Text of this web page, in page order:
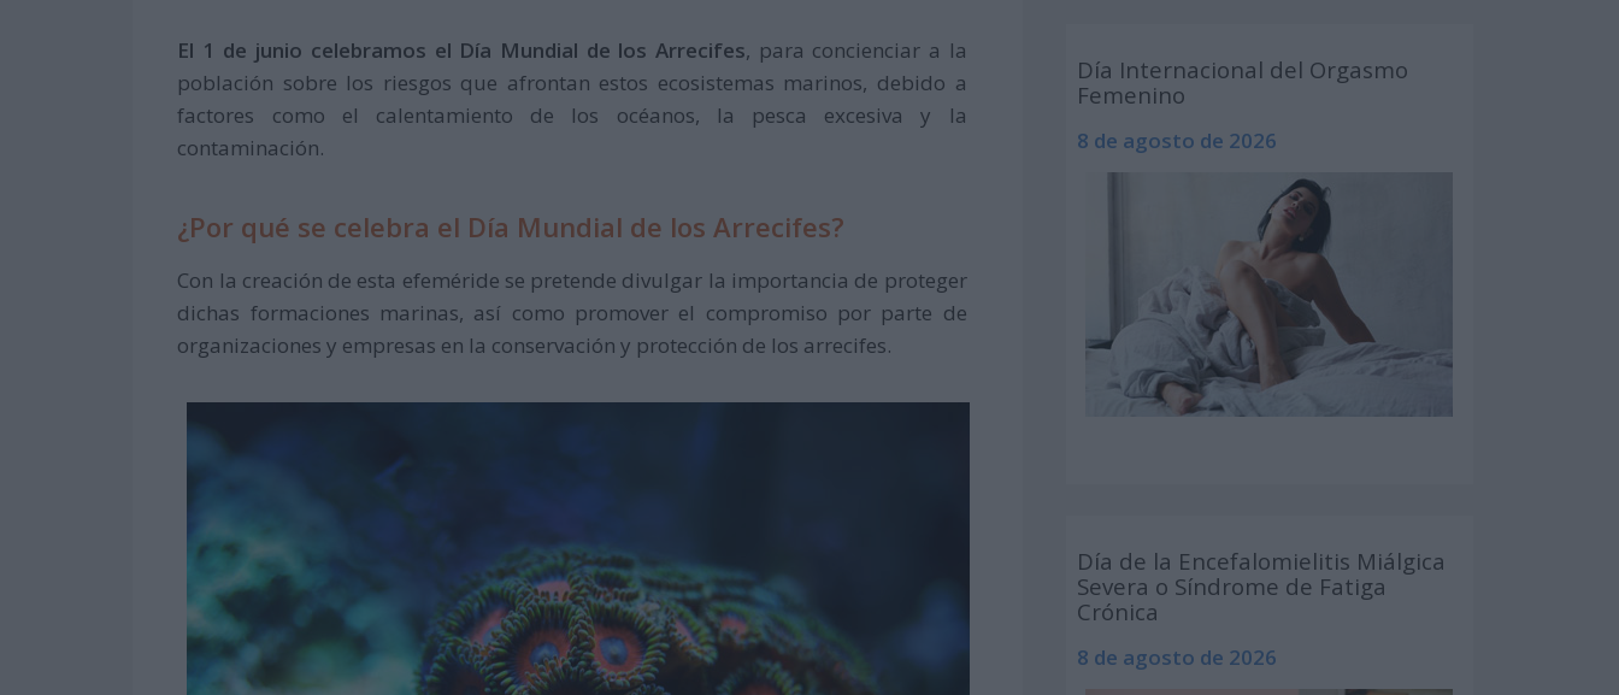
El 1 de junio celebramos el Día Mundial de los Arrecifes, para concienciar a la
población sobre los riesgos que afrontan estos ecosistemas marinos, debido a
factores como el calentamiento de los océanos, la pesca excesiva y la
contaminación.
¿Por qué se celebra el Día Mundial de los Arrecifes?
Con la creación de esta efeméride se pretende divulgar la importancia de proteger
dichas formaciones marinas, así como promover el compromiso por parte de
organizaciones y empresas en la conservación y protección de los arrecifes.
Día Internacional del Orgasmo
Femenino
8 de agosto de 2026
Día de la Encefalomielitis Miálgica
Severa o Síndrome de Fatiga
Crónica
8 de agosto de 2026